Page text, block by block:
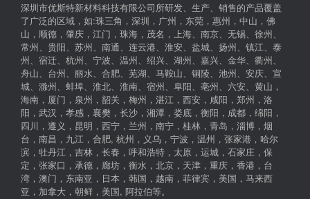
深圳市优斯特新材料科技有限公司所研发、生产、销售的产品覆盖
了广泛的区域，如:珠三角，深圳，广州，东莞，惠州，中山，佛
山，顺德，肇庆，江门，珠海，茂名，上海、南京、无锡、徐州、
常州、贵阳、苏州、南通、连云港、淮安、盐城、扬州、镇江、泰
州、宿迁、杭州、宁波、温州、绍兴、湖州、嘉兴、金华、衢州、
舟山、台州、丽水、合肥、芜湖、马鞍山、铜陵、池州、安庆、宣
城、滁州、蚌埠、淮北、淮南、宿州、阜阳、亳州、六安、黄山，
海南，厦门，泉州，韶关，梅州，湛江，西安，咸阳，郑州，洛
阳，武汉，孝感，襄樊，长沙，湘潭，娄底，衡阳，成都，绵阳，
四川，遵义，昆明，西宁，兰州，南宁，桂林，青岛，淄博，烟
台，南昌，九江，合肥, 杭州，义乌，宁波，温州，张家港，哈尔
滨，牡丹江，吉林，长春，呼和浩特，太原，运城，石家庄，保
定，张家口，承德，廊坊，衡水，北京，天津，重庆，香港，台
湾，澳门，东南亚，日本，韩国，越南，菲律宾，美国，马来西
亚，加拿大，朝鲜，美国, 阿拉伯等。